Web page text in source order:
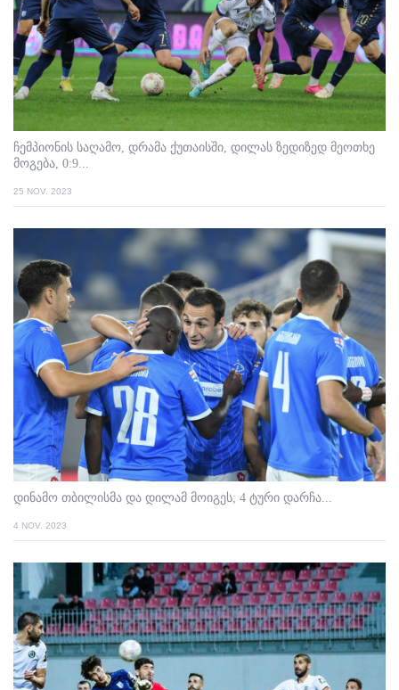
ჩემპიონის საღამო, დრამა ქუთაისში, დილას ზედიზედ მეოთხე
მოგება, 0:9...
25 NOV. 2023
დინამო თბილისმა და დილამ მოიგეს; 4 ტური დარჩა...
4 NOV. 2023